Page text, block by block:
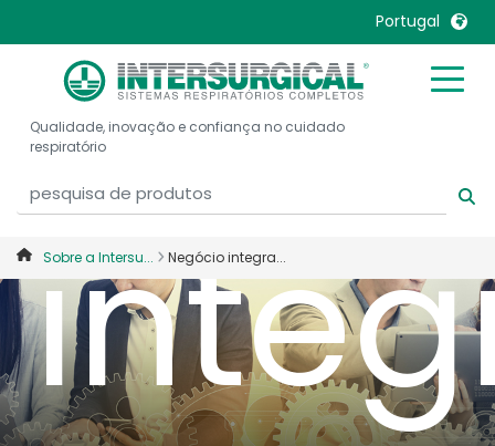
Portugal
United Kingdom
United States
België, Nederlands
Canada, English
Canada, Français
China
Colombia
Denmark
Mexico
Nederlands
Norway
Portugal
Russia
Qualidade, inovação e confiança no cuidado
respiratório
Sobre a Intersu... Negócio integra...